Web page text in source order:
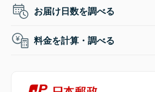
お届け日数を調べる
料金を計算・調べる